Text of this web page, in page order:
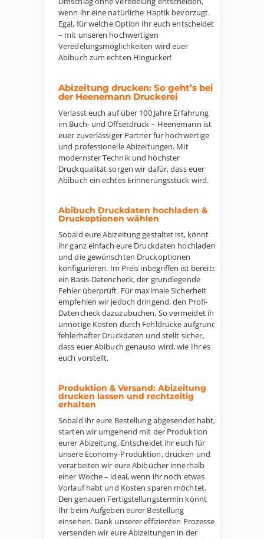
wenn ihr eine natürliche Haptik bevorzugt.
Egal, für welche Option ihr euch entscheidet
– mit unseren hochwertigen
Veredelungsmöglichkeiten wird euer
Abibuch zum echten Hingucker!
Abizeitung drucken: So geht’s bei
der Heenemann Druckerei
Verlasst euch auf über 100 Jahre Erfahrung
im Buch- und Offsetdruck – Heenemann ist
euer zuverlässiger Partner für hochwertige
und professionelle Abizeitungen. Mit
modernster Technik und höchster
Druckqualität sorgen wir dafür, dass euer
Abibuch ein echtes Erinnerungsstück wird.
Abibuch Druckdaten hochladen &
Druckoptionen wählen
Sobald eure Abizeitung gestaltet ist, könnt
ihr ganz einfach eure Druckdaten hochladen
und die gewünschten Druckoptionen
konfigurieren. Im Preis inbegriffen ist bereits
ein Basis-Datencheck, der grundlegende
Fehler überprüft. Für maximale Sicherheit
empfehlen wir jedoch dringend, den Profi-
Datencheck dazuzubuchen. So vermeidet ihr
unnötige Kosten durch Fehldrucke aufgrund
fehlerhafter Druckdaten und stellt sicher,
dass euer Abibuch genauso wird, wie Ihr es
euch vorstellt.
Produktion & Versand: Abizeitung
drucken lassen und rechtzeitig
erhalten
Sobald ihr eure Bestellung abgesendet habt,
starten wir umgehend mit der Produktion
eurer Abizeitung. Entscheidet ihr euch für
unsere Economy-Produktion, drucken und
verarbeiten wir eure Abibücher innerhalb
einer Woche – ideal, wenn ihr noch etwas
Vorlauf habt und Kosten sparen möchtet.
Den genauen Fertigstellungstermin könnt
Ihr beim Aufgeben eurer Bestellung
einsehen. Dank unserer effizienten Prozesse
versenden wir eure Abizeitungen in der